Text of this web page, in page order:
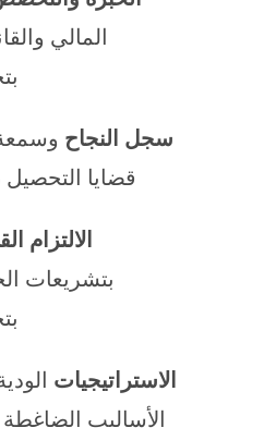
المالي
سجل النجاح
قضايا التحصيل
الالتزام
بتشريعات
الاستراتيجيات
الأساليب